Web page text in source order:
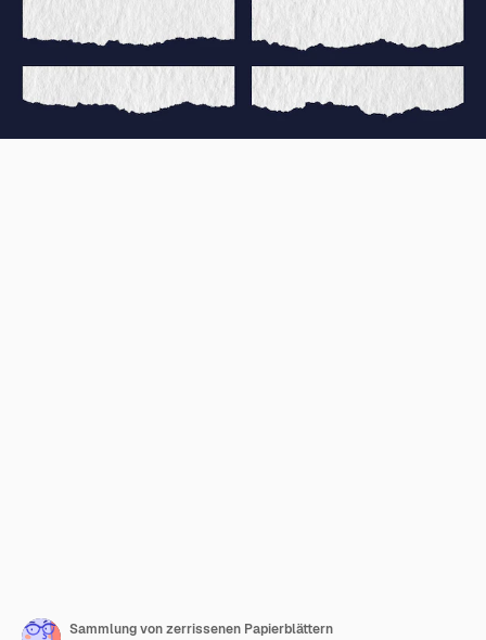
Sammlung von zerrissenen Papierblättern